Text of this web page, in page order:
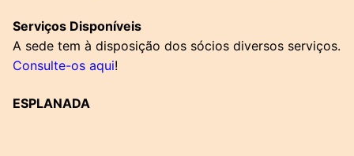
Serviços Disponíveis
A sede tem à disposição dos sócios diversos serviços.
Consulte-os aqui!
ESPLANADA